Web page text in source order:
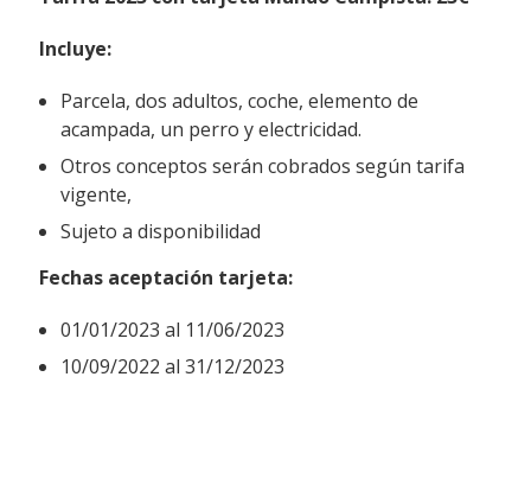
Incluye:
Parcela, dos adultos, coche, elemento de
acampada, un perro y electricidad.
Otros conceptos serán cobrados según tarifa
vigente,
Sujeto a disponibilidad
Fechas aceptación tarjeta:
01/01/2023 al 11/06/2023
10/09/2022 al 31/12/2023